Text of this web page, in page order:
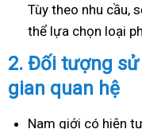
Tùy theo nhu cầu,
thể lựa chọn loại
2. Đối tượng sử
gian quan hệ
Nam giới có hiện